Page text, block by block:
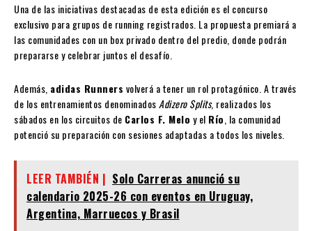
Una de las iniciativas destacadas de esta edición es el concurso
exclusivo para grupos de running registrados. La propuesta premiará a
las comunidades con un box privado dentro del predio, donde podrán
prepararse y celebrar juntos el desafío.
Además, adidas Runners volverá a tener un rol protagónico. A través
de los entrenamientos denominados Adizero Splits, realizados los
sábados en los circuitos de Carlos F. Melo y el Río , la comunidad
potenció su preparación con sesiones adaptadas a todos los niveles.
LEER TAMBIÉN | Solo Carreras anunció su
calendario 2025-26 con eventos en Uruguay,
Argentina, Marruecos y Brasil